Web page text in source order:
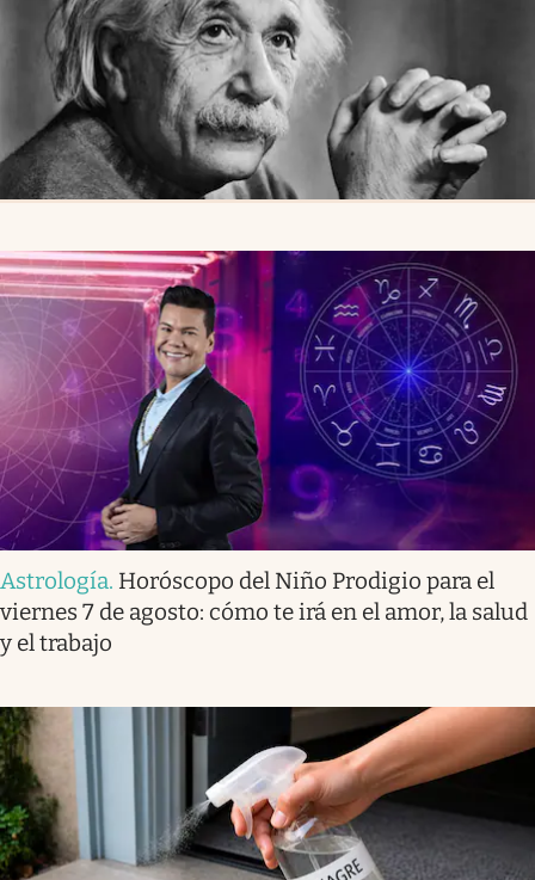
Astrología. Horóscopo del Niño Prodigio para el
viernes 7 de agosto: cómo te irá en el amor, la salud
y el trabajo